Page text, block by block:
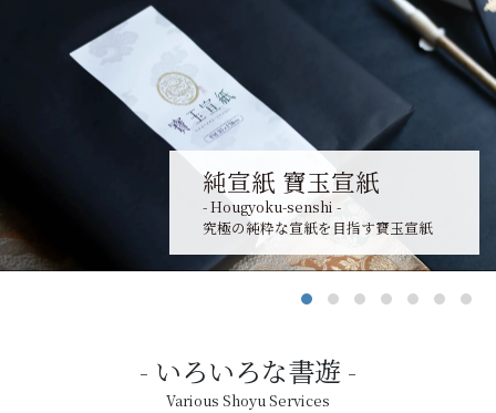
純宣紙 寶玉宣紙
- Hougyoku-senshi -
究極の純粋な宣紙を目指す寶玉宣紙
いろいろな書遊
Various Shoyu Services